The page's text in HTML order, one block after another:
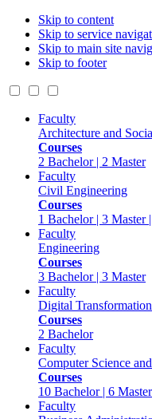
Skip to content
Skip to service
Skip to main site
Skip to footer
Faculty
Architecture and
Courses
2 Bachelor | 2 Master
Faculty
Civil Engineering
Courses
1 Bachelor | 3 Master
Faculty
Engineering
Courses
3 Bachelor | 3 Master
Faculty
Digital Transformation
Courses
2 Bachelor
Faculty
Computer Science
Courses
10 Bachelor | 6 Master
Faculty